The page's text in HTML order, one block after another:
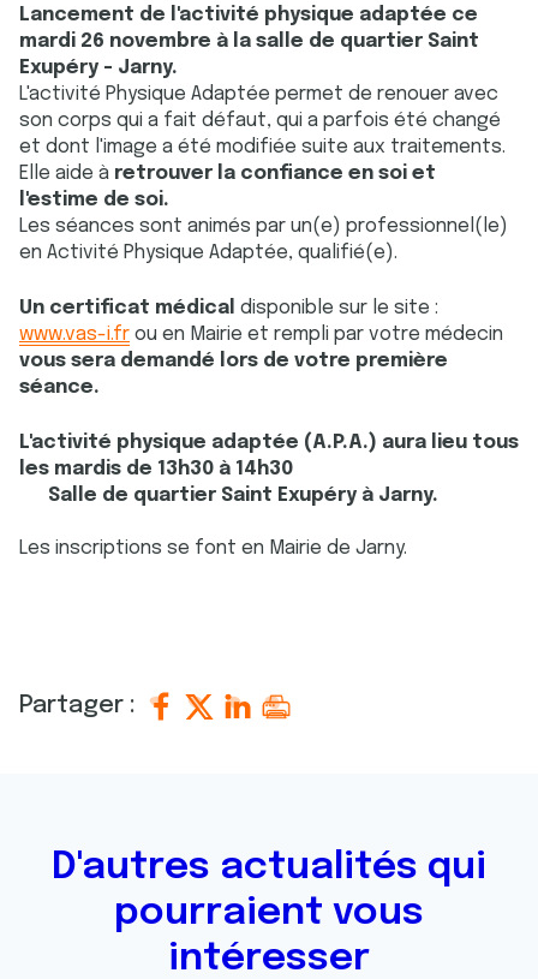
Lancement de l'activité physique adaptée ce
mardi 26 novembre à la salle de quartier Saint
Exupéry - Jarny.
L'activité Physique Adaptée permet de renouer avec
son corps qui a fait défaut, qui a parfois été changé
et dont l'image a été modifiée suite aux traitements.
Elle aide à retrouver la confiance en soi et
l'estime de soi.
Les séances sont animés par un(e) professionnel(le)
en Activité Physique Adaptée, qualifié(e).
Un certificat médical disponible sur le site :
www.vas-i.fr ou en Mairie et rempli par votre médecin
vous sera demandé lors de votre première
séance.
L'activité physique adaptée (A.P.A.) aura lieu tous
les mardis de 13h30 à 14h30
Salle de quartier Saint Exupéry à Jarny.
Les inscriptions se font en Mairie de Jarny.
Partager :
D'autres actualités qui
pourraient vous
intéresser